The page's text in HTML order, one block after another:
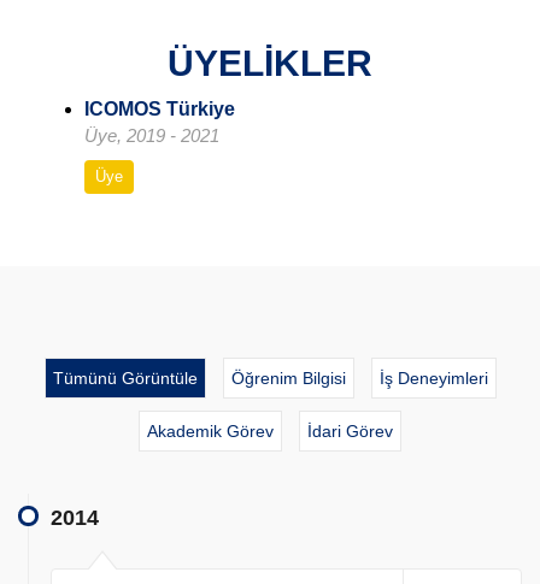
ÜYELİKLER
ICOMOS Türkiye
Üye, 2019 - 2021
Üye
Tümünü Görüntüle Öğrenim Bilgisi İş Deneyimleri
Akademik Görev İdari Görev
2014